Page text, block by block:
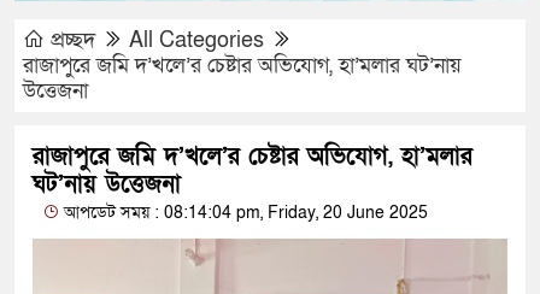
প্রচ্ছদ
All Categories
রাজাপুরে জমি দ’খলে’র চেষ্টার অভিযোগ, হা’মলার ঘট’নায়
উত্তেজনা
রাজাপুরে জমি দ’খলে’র চেষ্টার অভিযোগ, হা’মলার
ঘট’নায় উত্তেজনা
আপডেট সময় : 08:14:04 pm, Friday, 20 June 2025